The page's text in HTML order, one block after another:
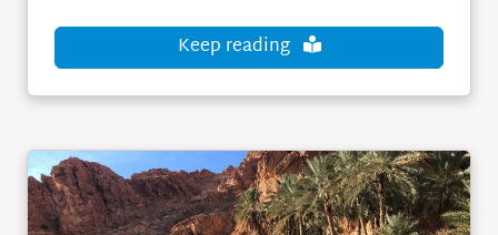
Keep reading